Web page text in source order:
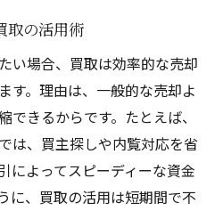
取の活用術
い場合、買取は効率的な売却
す。理由は、一般的な売却よ
できるからです。たとえば、
は、買主探しや内覧対応を省
によってスピーディーな資金
に、買取の活用は短期間で不